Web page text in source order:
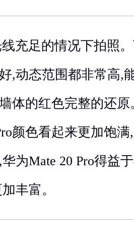
充足的情况下拍照
,动态范围都非常高,
体的红色完整的还
颜色看起来更加饱
为Mate 20 Pro得益
丰富。